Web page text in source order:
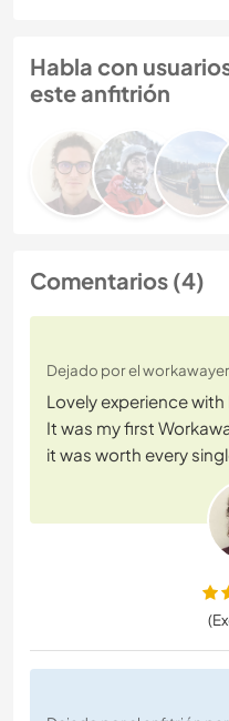
Habla con
este anfitrión
Comentarios (4)
Dejado por el
Lovely experience
It was my first
it was worth every